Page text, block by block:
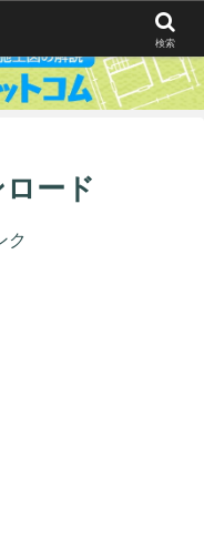
ード
ク
検索